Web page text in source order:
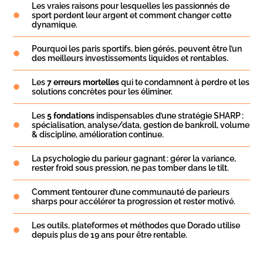
Les vraies raisons pour lesquelles les passionnés de
sport perdent leur argent et comment changer cette
dynamique.
Pourquoi les paris sportifs, bien gérés, peuvent être l’un
des meilleurs investissements liquides et rentables.
Les7 erreurs mortellesqui te condamnent à perdre et les
solutions concrètes pour les éliminer.
Les5 fondations indispensables d’une stratégie SHARP :
spécialisation, analyse/data, gestion de bankroll, volume
& discipline, amélioration continue.
La psychologie du parieur gagnant : gérer la variance,
rester froid sous pression, ne pas tomber dans le tilt.
Comment t’entourer d’une communauté de parieurs
sharps pour accélérer ta progression et rester motivé.
Les outils, plateformes et méthodes que Dorado utilise
depuis plus de 19 ans pour être rentable.